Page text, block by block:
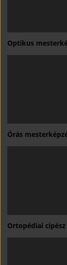
Optikus
Órás
Ortopédiai